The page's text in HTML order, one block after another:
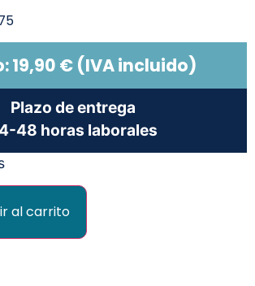
19,90 € (IVA incluido)
Plazo de entrega
48 horas laborales
al carrito